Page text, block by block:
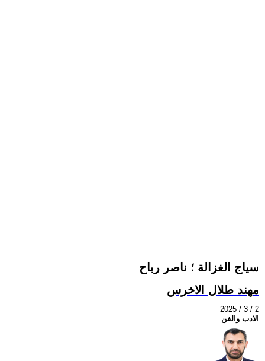
سياج الغزالة ؛ ناصر رباح
مهند طلال الاخرس
2025 / 3 / 2
الادب والفن